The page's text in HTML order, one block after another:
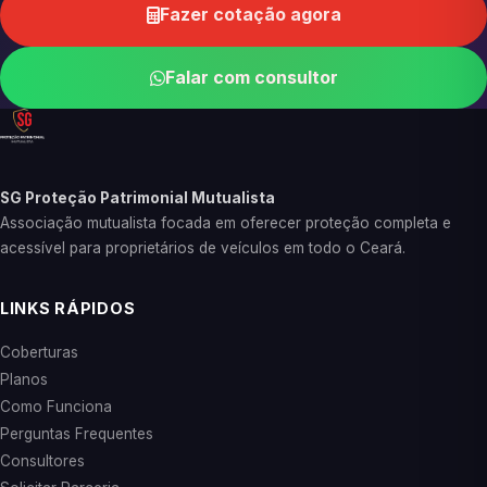
Fazer cotação agora
Falar com consultor
SG Proteção Patrimonial Mutualista
Associação mutualista focada em oferecer proteção completa e
acessível para proprietários de veículos em todo o Ceará.
LINKS RÁPIDOS
Coberturas
Planos
Como Funciona
Perguntas Frequentes
Consultores